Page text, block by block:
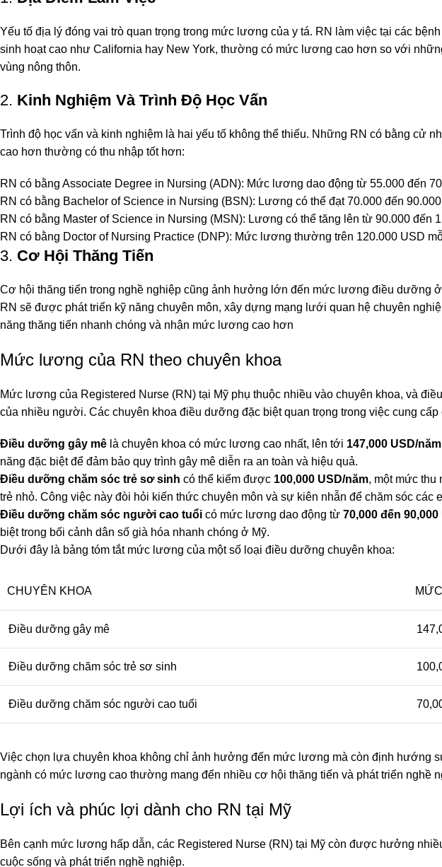
Yếu tố địa lý đóng vai trò quan trọng trong mức lương của y tá. RN làm việc tại các
sinh hoạt cao như California hay New York, thường có mức lương cao hơn so với
vùng nông thôn.
2. Kinh Nghiệm Và Trình Độ Học Vấn
Trình độ học vấn và kinh nghiệm là hai yếu tố không thể thiếu. Những RN có bằng cử
cao hơn thường có thu nhập tốt hơn:
RN có bằng Associate Degree in Nursing (ADN): Mức lương dao động từ 55.000 đến
RN có bằng Bachelor of Science in Nursing (BSN): Lương có thể đạt 70.000 đến
RN có bằng Master of Science in Nursing (MSN): Lương có thể tăng lên từ 90.000 đến
RN có bằng Doctor of Nursing Practice (DNP): Mức lương thường trên 120.000 USD
3. Cơ Hội Thăng Tiến
Cơ hội thăng tiến trong nghề nghiệp cũng ảnh hưởng lớn đến mức lương điều dưỡng
RN sẽ được phát triển kỹ năng chuyên môn, xây dựng mạng lưới quan hệ chuyên
năng thăng tiến nhanh chóng và nhận mức lương cao hơn
Mức lương của RN theo chuyên khoa
Mức lương của Registered Nurse (RN) tại Mỹ phụ thuộc nhiều vào chuyên khoa, và
của nhiều người. Các chuyên khoa điều dưỡng đặc biệt quan trọng trong việc cung
Điều dưỡng gây mê là chuyên khoa có mức lương cao nhất, lên tới 147,000 USD/năm
năng đặc biệt để đảm bảo quy trình gây mê diễn ra an toàn và hiệu quả.
Điều dưỡng chăm sóc trẻ sơ sinh có thể kiếm được 100,000 USD/năm, một mức thu
trẻ nhỏ. Công việc này đòi hỏi kiến thức chuyên môn và sự kiên nhẫn để chăm sóc các
Điều dưỡng chăm sóc người cao tuổi có mức lương dao động từ 70,000 đến
biệt trong bối cảnh dân số già hóa nhanh chóng ở Mỹ.
Dưới đây là bảng tóm tắt mức lương của một số loại điều dưỡng chuyên khoa:
CHUYÊN KHOA
Điều dưỡng gây mê
Điều dưỡng chăm sóc trẻ sơ sinh
Điều dưỡng chăm sóc người cao tuổi
Việc chọn lựa chuyên khoa không chỉ ảnh hưởng đến mức lương mà còn định hướng
ngành có mức lương cao thường mang đến nhiều cơ hội thăng tiến và phát triển nghề
Lợi ích và phúc lợi dành cho RN tại Mỹ
Bên cạnh mức lương hấp dẫn, các Registered Nurse (RN) tại Mỹ còn được hưởng
cuộc sống và phát triển nghề nghiệp.